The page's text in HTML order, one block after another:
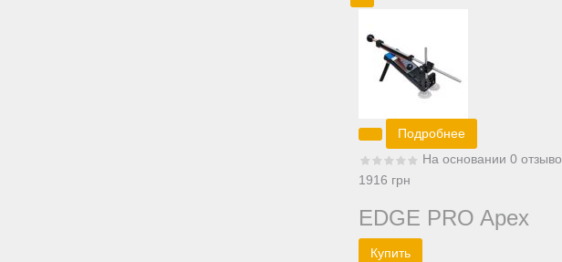
Подробнее
На основании 0
1916 грн
EDGE PRO Apex